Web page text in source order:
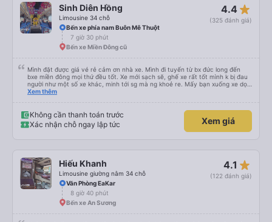
Sinh Diên Hồng
Limousine 34 chỗ
4.4 star_rate
(325 đánh giá)
Bến xe phía nam Buôn Mê Thuột
7 giờ 30 phút
Bến xe Miền Đông cũ
Mình đặt được giá vé rẻ cảm ơn nhà xe. Mình đi tuyến từ bx đức long đến
bxe miền đông mọi thứ đều tốt. Xe mới sạch sẽ, ghế xe rất tốt mình k bị đau
người như một số xe khác, minh tới sg mà ng khoẻ re. Mấy bạn xuống xe dọc
đg để ý xíu là ổn.
Xem thêm
Không cần thanh toán trước
Xác nhận chỗ ngay lập tức
Xem giá
Hiếu Khanh
Limousine giường nằm 34 chỗ
4.1 star_rate
(122 đánh giá)
Văn Phòng EaKar
8 giờ 40 phút
Bến xe An Sương